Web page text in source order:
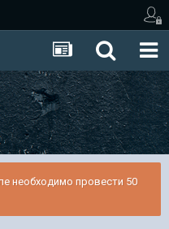
необходимо провести 50